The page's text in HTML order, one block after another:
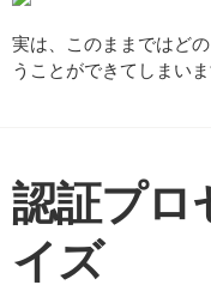
実は、このままではど
うことができてしまい
認証プロ
イズ